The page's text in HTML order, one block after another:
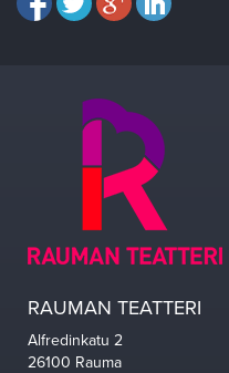
RAUMAN TEATTERI
Alfredinkatu 2
26100 Rauma